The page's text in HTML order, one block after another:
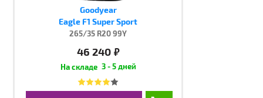
Goodyear
Eagle F1 Super Sport
265/35 R20 99Y
46 240 руб.
3 - 5 дней